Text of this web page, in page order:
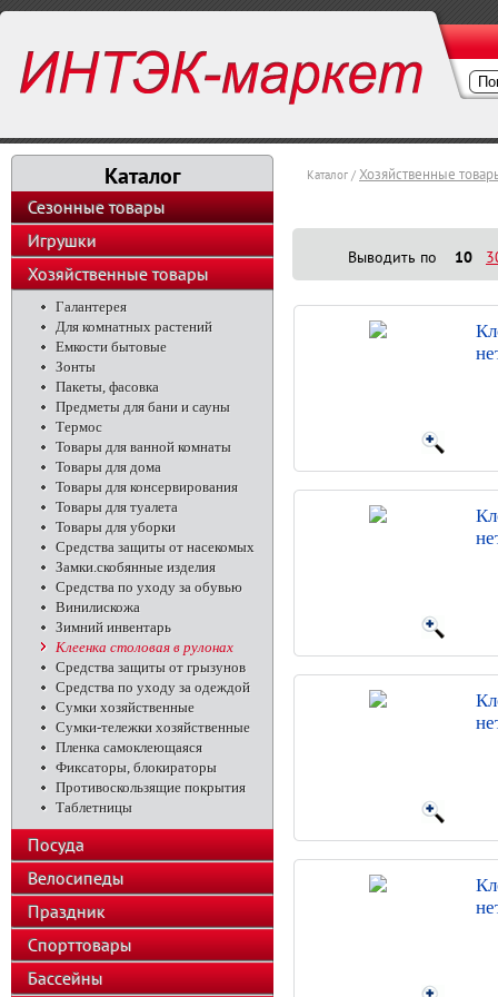
Каталог
Сезонные товары
Игрушки
Хозяйственные товары
Галантерея
Для комнатных растений
Емкости бытовые
Зонты
Пакеты, фасовка
Предметы для бани и сауны
Термос
Товары для ванной комнаты
Товары для дома
Товары для консервирования
Товары для туалета
Товары для уборки
Средства защиты от насекомых
Замки.скобянные изделия
Средства по уходу за обувью
Винилискожа
Зимний инвентарь
Клеенка столовая в рулонах
Средства защиты от грызунов
Средства по уходу за одеждой
Сумки хозяйственные
Сумки-тележки хозяйственные
Пленка самоклеющаяся
Фиксаторы, блокираторы
Противоскользящие покрытия
Таблетницы
Посуда
Велосипеды
Праздник
Спорттовары
Бассейны
Каталог / Хозяйственные
Выводить по 10